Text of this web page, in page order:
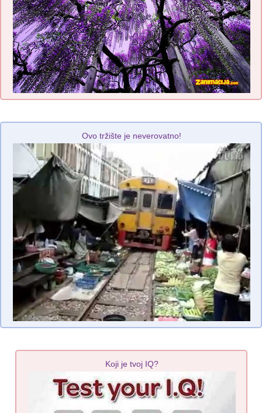
Ovo tržište je neverovatno!
Koji je tvoj IQ?